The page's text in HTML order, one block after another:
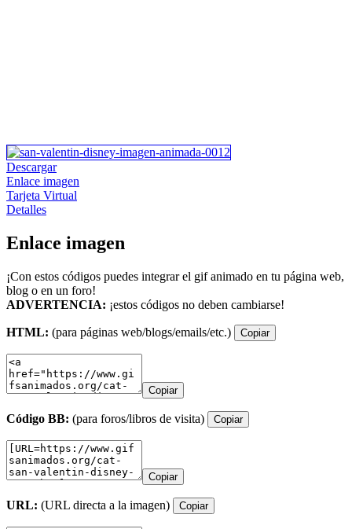
Descargar
Enlace imagen
Tarjeta Virtual
Detalles
Enlace imagen
¡Con estos códigos puedes integrar el gif animado en tu página web,
blog o en un foro!
ADVERTENCIA: ¡estos códigos no deben cambiarse!
HTML: (para páginas web/blogs/emails/etc.) Copiar
Copiar
Código BB: (para foros/libros de visita) Copiar
Copiar
URL: (URL directa a la imagen) Copiar